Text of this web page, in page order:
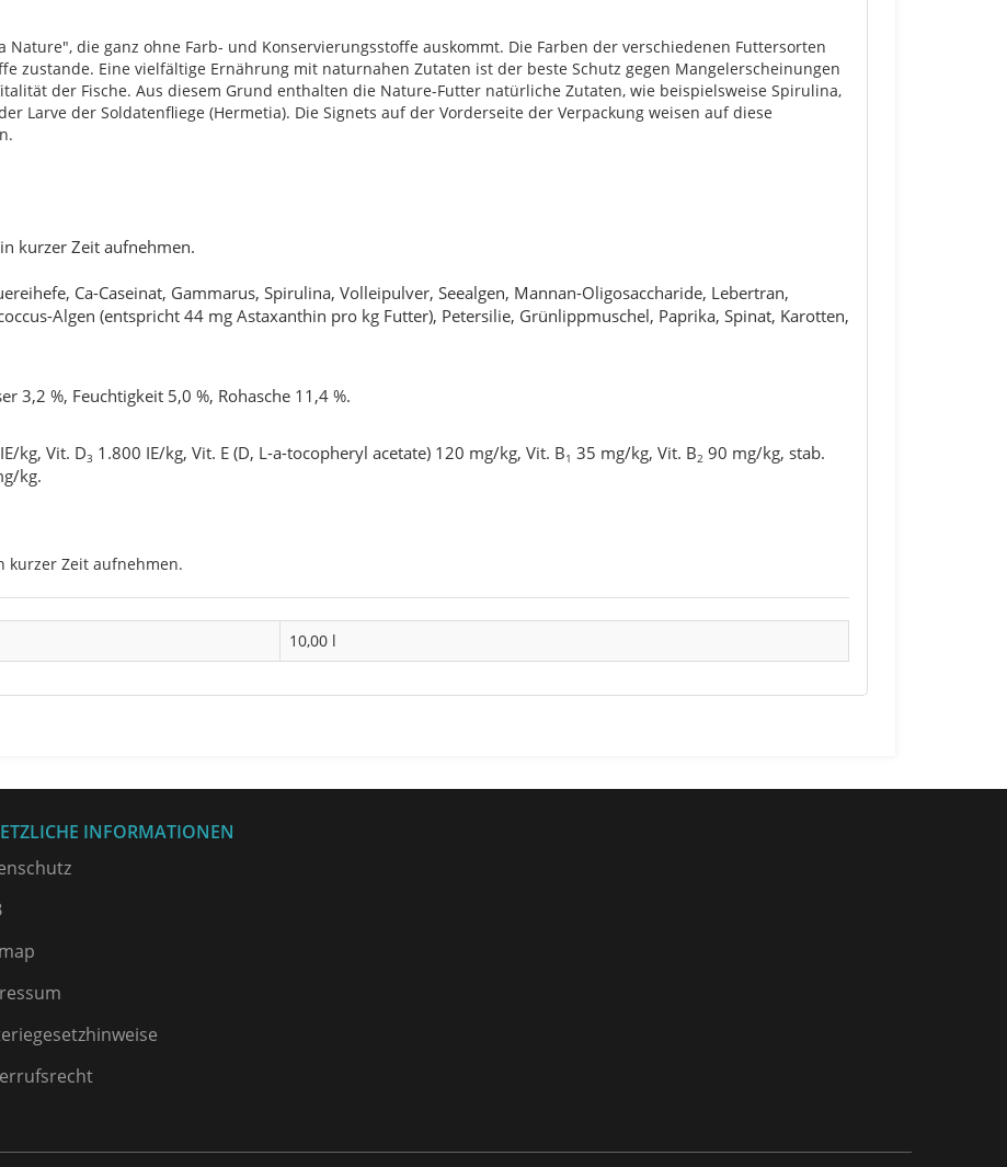
Nature", die ganz ohne Farb- und Konservierungsstoffe auskommt. Die Farben der verschiedenen Futtersorten
zustande. Eine vielfältige Ernährung mit naturnahen Zutaten ist der beste Schutz gegen Mangelerscheinungen
der Fische. Aus diesem Grund enthalten die Nature-Futter natürliche Zutaten, wie beispielsweise Spirulina,
Larve der Soldatenfliege (Hermetia). Die Signets auf der Vorderseite der Verpackung weisen auf diese
kurzer Zeit aufnehmen.
Ca-Caseinat, Gammarus, Spirulina, Volleipulver, Seealgen, Mannan-Oligosaccharide, Lebertran,
Algen (entspricht 44 mg Astaxanthin pro kg Futter), Petersilie, Grün­lipp­muschel, Paprika, Spinat, Karotten,
3,2 %, Feuchtigkeit 5,0 %, Rohasche 11,4 %.
kg, Vit. D3 1.800 IE/kg, Vit. E (D, L-a-tocopheryl acetate) 120 mg/kg, Vit. B1 35 mg/kg, Vit. B2 90 mg/kg, stab.
kg.
kurzer Zeit aufnehmen.
10,00 l
INFORMATIONEN